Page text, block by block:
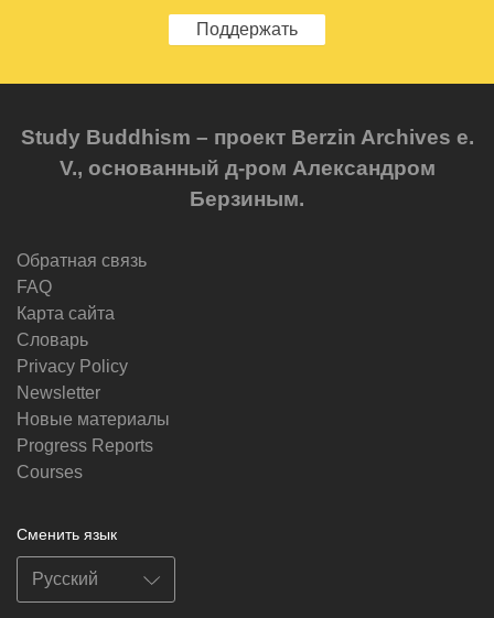
Поддержать
Study Buddhism – проект Berzin Archives e.
V., основанный д-ром Александром
Берзиным.
Обратная связь
FAQ
Карта сайта
Словарь
Privacy Policy
Newsletter
Новые материалы
Progress Reports
Courses
Сменить язык